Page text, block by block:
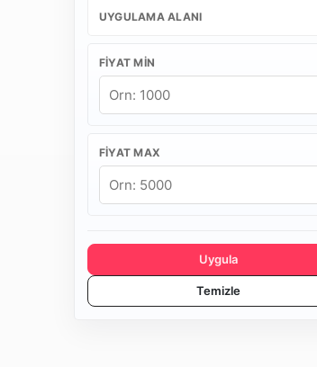
UYGULAMA ALANI
FIYAT MIN
FIYAT MAX
Uygula
Temizle